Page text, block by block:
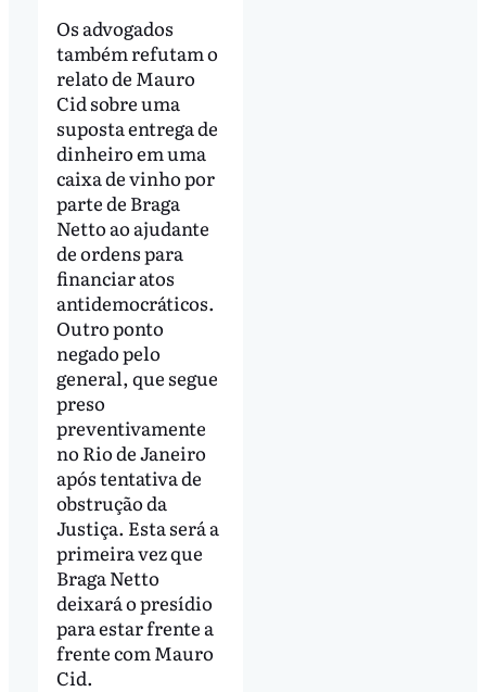
Os advogados
também refutam o
relato de Mauro
Cid sobre uma
suposta entrega de
dinheiro em uma
caixa de vinho por
parte de Braga
Netto ao ajudante
de ordens para
financiar atos
antidemocráticos.
Outro ponto
negado pelo
general, que segue
preso
preventivamente
no Rio de Janeiro
após tentativa de
obstrução da
Justiça. Esta será a
primeira vez que
Braga Netto
deixará o presídio
para estar frente a
frente com Mauro
Cid.